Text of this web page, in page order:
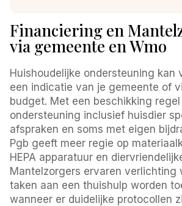
Financiering en
via gemeente en Wmo
Huishoudelijke ondersteuning kan
een indicatie van je gemeente of
budget. Met een beschikking regel
ondersteuning inclusief huisdier
afspraken en soms met eigen
Pgb geeft meer regie op
HEPA apparatuur en
Mantelzorgers ervaren verlichting
taken aan een thuishulp worden
wanneer er duidelijke protocollen